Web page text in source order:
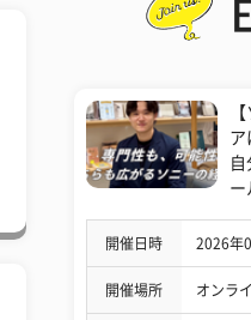
ア
自
ー
開催日時 2026年
開催場所 オンラ